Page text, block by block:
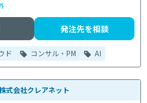
発注先を相談
ド コンサル・PM AI
式会社クレアネット